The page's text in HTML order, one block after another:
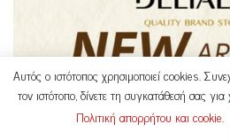
Αυτός ο ιστότοπος χρησιμοποιεί cookies.
τον ιστότοπο, δίνετε τη συγκατάθεσή σας
Πολιτική απορρήτου και cookie.